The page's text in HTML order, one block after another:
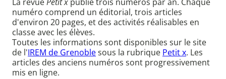
numéro comprend un éditorial, trois articles
d'environ 20 pages, et des activités réalisables en
classe avec les élèves.
Toutes les informations sont disponibles sur le site
de l'IREM de Grenoblesous la rubrique Petit x. Les
articles des anciens numéros sont progressivement
mis en ligne.